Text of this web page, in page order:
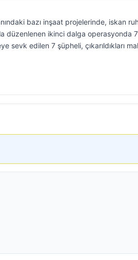
bazı inşaat projelerinde, iskan
ikinci dalga operasyonda 7
sevk edilen 7 şüpheli, çıkarıldıkları